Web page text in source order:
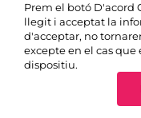
Prem el botó D'acord
llegit i acceptat la
d'acceptar, no
excepte en el cas que
dispositiu.